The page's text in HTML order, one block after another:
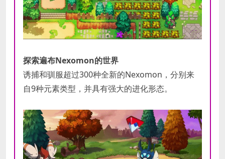
探索遍布Nexomon的世界
诱捕和驯服超过300种全新的Nexomon，分别来
自9种元素类型，并具有强大的进化形态。